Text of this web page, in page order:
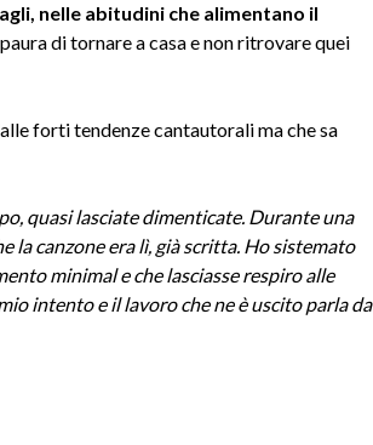
nelle abitudini che alimentano il
di tornare a casa e non ritrovare quei
forti tendenze cantautorali ma che sa
quasi lasciate dimenticate. Durante una
la canzone era lì, già scritta. Ho sistemato
minimal e che lasciasse respiro alle
intento e il lavoro che ne è uscito parla da